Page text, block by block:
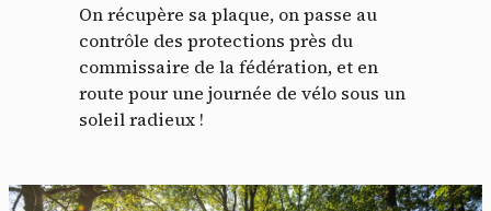
On récupère sa plaque, on passe au
contrôle des protections près du
commissaire de la fédération, et en
route pour une journée de vélo sous un
soleil radieux !